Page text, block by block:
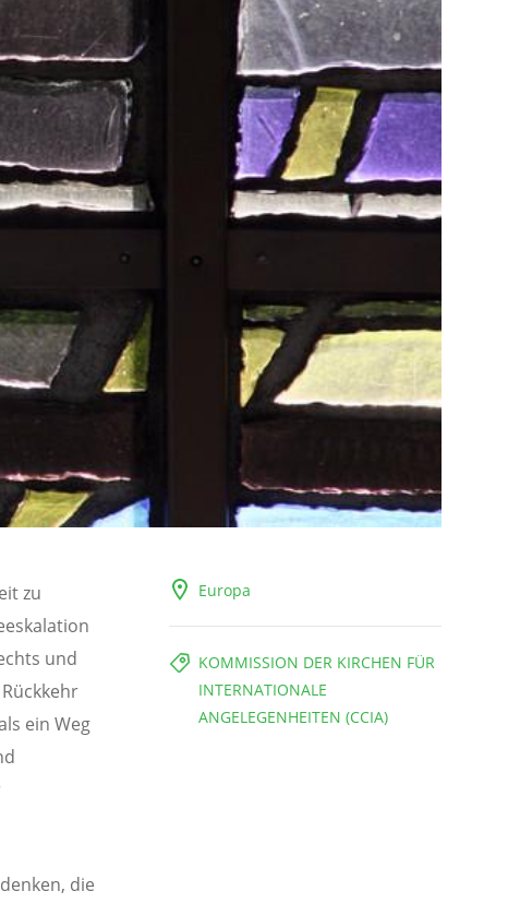
Europa
KOMMISSION DER KIRCHEN FÜR
INTERNATIONALE
ANGELEGENHEITEN (CCIA)
zu
und
ein Weg
die